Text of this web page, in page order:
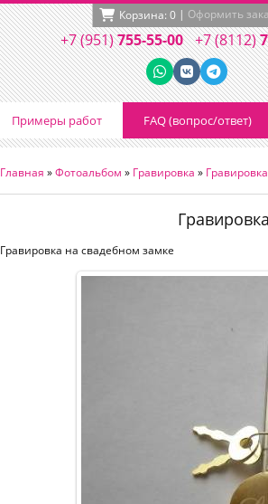
Корзина: 0| Оформить
Примеры работ FAQ (вопрос/ответ)
+7 (951)755-55-00 +7 (8112)
Главная »Фотоальбом » Гравировка »
Гравировка на свадебном замке